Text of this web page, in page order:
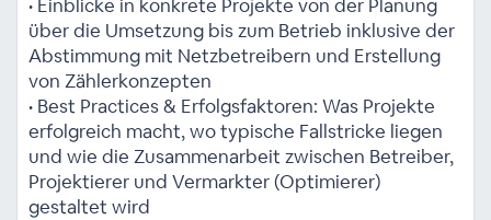
• Einblicke in konkrete Projekte von der Planung
über die Umsetzung bis zum Betrieb inklusive der
Abstimmung mit Netzbetreibern und Erstellung
von Zählerkonzepten
• Best Practices & Erfolgsfaktoren: Was Projekte
erfolgreich macht, wo typische Fallstricke liegen
und wie die Zusammenarbeit zwischen Betreiber,
Projektierer und Vermarkter (Optimierer)
gestaltet wird